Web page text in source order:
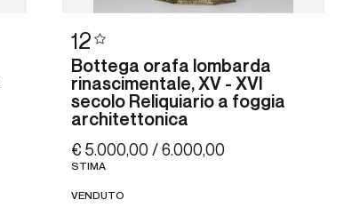
12
Bottega orafa lombarda
rinascimentale, XV - XVI
secolo Reliquiario a foggia
architettonica
€ 5.000,00 / 6.000,00
STIMA
VENDUTO